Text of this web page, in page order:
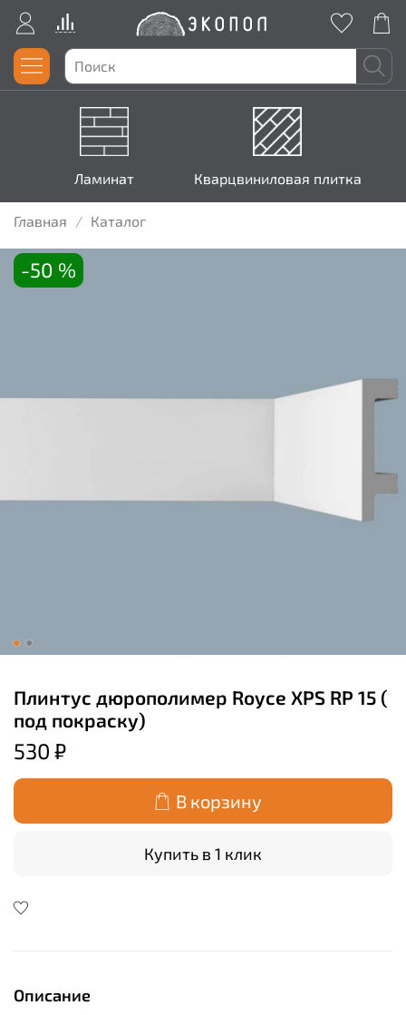
Ламинат Кварцвиниловая плитка
Главная Каталог
-50 %
Плинтус дюрополимер Royce XPS RP 15 (
под покраску)
530 ₽
В корзину
Купить в 1 клик
Описание